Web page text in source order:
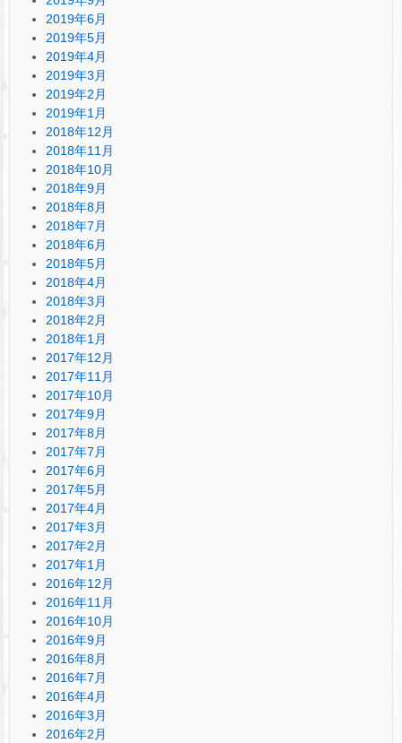
2019年6月
2019年5月
2019年4月
2019年3月
2019年2月
2019年1月
2018年12月
2018年11月
2018年10月
2018年9月
2018年8月
2018年7月
2018年6月
2018年5月
2018年4月
2018年3月
2018年2月
2018年1月
2017年12月
2017年11月
2017年10月
2017年9月
2017年8月
2017年7月
2017年6月
2017年5月
2017年4月
2017年3月
2017年2月
2017年1月
2016年12月
2016年11月
2016年10月
2016年9月
2016年8月
2016年7月
2016年4月
2016年3月
2016年2月